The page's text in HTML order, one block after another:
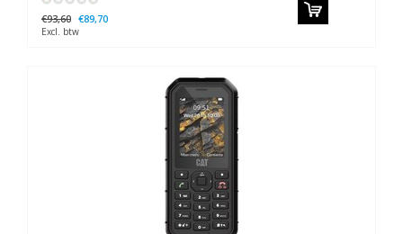
€93,60 €89,70
Excl. btw